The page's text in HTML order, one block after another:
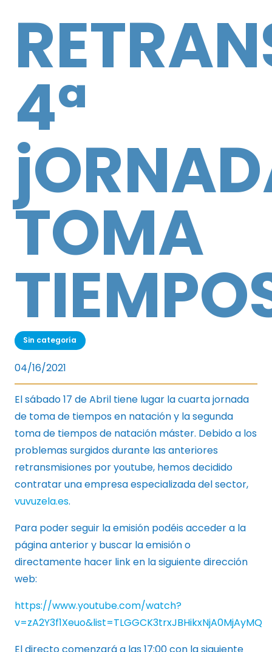
4ª
TOMA
Sin categoría
04/16/2021
El sábado 17 de Abril tiene lugar la cuarta jornada
de toma de tiempos en natación y la segunda
toma de tiempos de natación máster. Debido a los
problemas surgidos durante las anteriores
retransmisiones por youtube, hemos decidido
contratar una empresa especializada del sector,
vuvuzela.es.
Para poder seguir la emisión podéis acceder a la
página anterior y buscar la emisión o
directamente hacer link en la siguiente dirección
web:
https://www.youtube.com/watch?
v=zA2Y3f1Xeuo&list=TLGGCK3trxJBHikxNjA0MjAyMQ
El directo comenzará a las 17:00 con la siguiente